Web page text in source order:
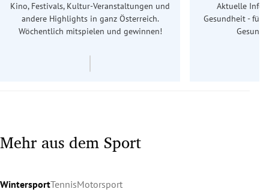
Kino, Festivals, Kultur-Veranstaltungen und
andere Highlights in ganz Österreich.
Wöchentlich mitspielen und gewinnen!
Aktuelle
Gesundheit - für
Mehr aus dem Sport
WintersportTennisMotorsport